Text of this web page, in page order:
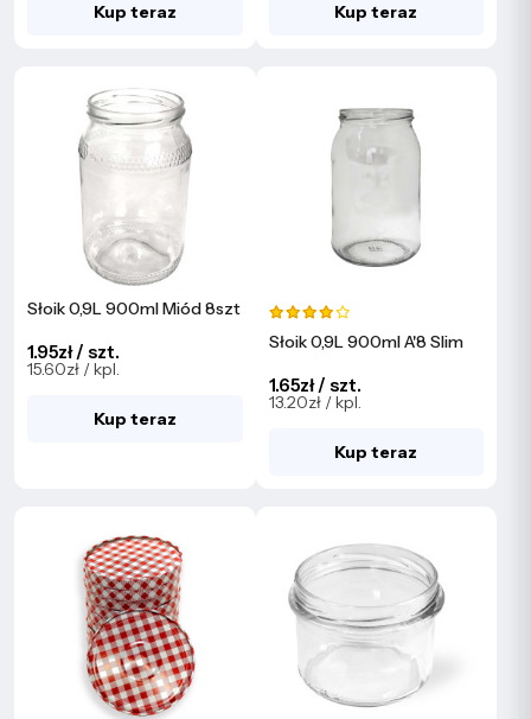
Kup teraz Kup teraz
Słoik 0,9L 900ml Miód 8szt
1.95zł / szt.
15.60zł / kpl.
Kup teraz
Słoik 0,9L 900ml A'8 Slim
1.65zł / szt.
13.20zł / kpl.
Kup teraz